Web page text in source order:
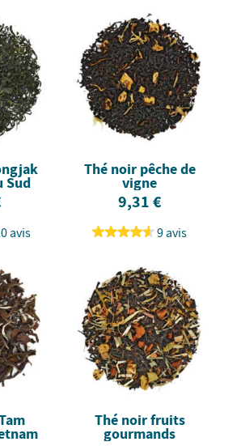
Sud
avis
Thé noir pêche de
vigne
9,31 €
9 avis
Thé noir fruits
gourmands